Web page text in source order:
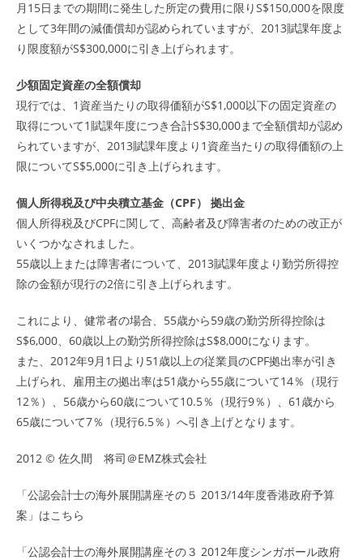
月15日までの期間に発生した所定の費用に限りS$150,000を限度
として3年間の減価償却が認められていますが、2013賦課年度よ
り限度額がS$300,000に引き上げられます。
少額固定資産の全額償却
現行では、1資産当たりの取得価額がS$1,000以下の固定資産の
取得について1賦課年度につき合計S$30,000まで全額償却が認め
られていますが、2013賦課年度より1資産当たりの取得価額の上
限についてS$5,000に引き上げられます。
個人所得税及び中央積立基金（CPF） 拠出金
個人所得税及びCPFに関して、高齢者及び障害者のための改正が
いくつかなされました。
55歳以上または障害者について、2013賦課年度より勤労所得控
除の金額が現行の2倍に引き上げられます。
これにより、健常者の場合、55歳から59歳の勤労所得控除は
S$6,000、60歳以上の勤労所得控除はS$8,000になります。
また、2012年9月1日より51歳以上の従業員のCPF拠出率が引き
上げられ、雇用主の拠出率は51歳から55歳について14％（現行
12％）、56歳から60歳について10.5％（現行9％）、61歳から
65歳について7％（現行6.5％）へ引き上げとなります。
2012 © 佐久間 将司＠EMZ株式会社
「公認会計士の海外展開講座その５ 2013/14年度香港政府予算
案」はこちら
「公認会計士の海外展開講座その３ 2012年度シンガポール政府